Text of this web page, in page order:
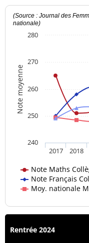
Note moyenne
(Source : Journal des
nationale)
Note Maths
Note Français
Moy. nationale
2017 2018
240
250
260
270
280
Rentrée 2024